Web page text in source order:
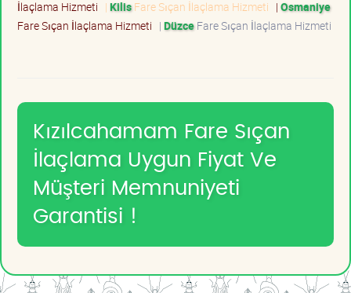
İlaçlama Hizmeti | KilisFare Sıçan İlaçlama Hizmeti | Osmaniye
Fare Sıçan İlaçlama Hizmeti | DüzceFare Sıçan İlaçlama Hizmeti
Kızılcahamam Fare Sıçan
İlaçlama Uygun Fiyat Ve
Müşteri Memnuniyeti
Garantisi !